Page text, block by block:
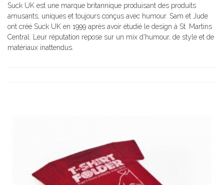
Suck UK est une marque britannique produisant des produits
amusants, uniques et toujours conçus avec humour. Sam et Jude
ont créé Suck UK en 1999 après avoir étudié le design à St. Martins
Central. Leur réputation repose sur un mix d'humour, de style et de
matériaux inattendus.